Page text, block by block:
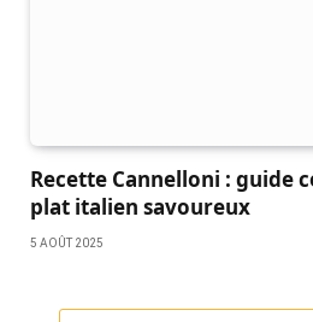
Recette Cannelloni : guide
plat italien savoureux
5 AOÛT 2025